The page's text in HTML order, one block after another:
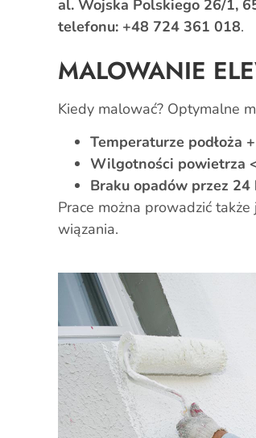
al. Wojska Polskiego 26/1,
telefonu: +48 724 361 018.
MALOWANIE
Kiedy malować? Optymalne
Temperaturze podłoża
Wilgotności powietrza
Braku opadów przez 24
Prace można prowadzić
wiązania.